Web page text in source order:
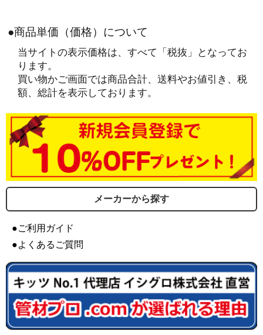
●商品単価（価格）について
当サイトの表示価格は、すべて「税抜」となってお
ります。
買い物かご画面では商品合計、送料やお値引き、税
額、総計を表示しております。
メーカーから探す
●ご利用ガイド
●よくあるご質問